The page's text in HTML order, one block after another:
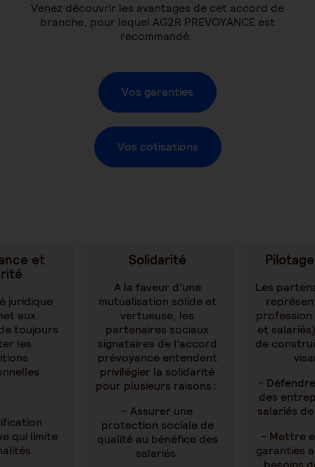
Venez découvrir les avantages de cet accord de
branche, pour lequel AG2R PREVOYANCE est
recommandé.
Vos garanties
Vos cotisations
et
juridique
aux
toujours
les
qui limite
Solidarité
A la faveur d’une
mutualisation solide et
vertueuse, les
partenaires sociaux
signataires de l’accord
prévoyance entendent
privilégier la solidarité
pour plusieurs raisons :
- Assurer une
protection sociale de
qualité au bénéfice des
salariés
Les
et
de
-
des
salariés
- Mettre
garanties